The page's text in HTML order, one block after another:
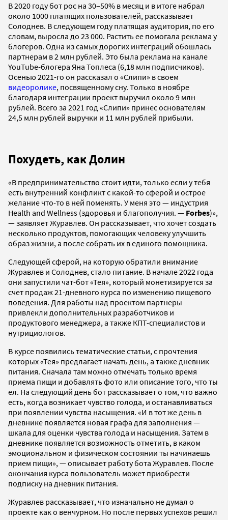
В 2020 году бот рос на 30–50% в месяц и в итоге набрал
около 1000 платящих пользователей, рассказывает
Солоднев. В следующем году платящая аудитория, по его
словам, выросла до 23 000. Растить ее помогала реклама у
блогеров. Одна из самых дорогих интеграций обошлась
партнерам в 2 млн рублей. Это была реклама на канале
YouTube-блогера Яна Топлеса (6,18 млн подписчиков).
Осенью 2021-го он рассказал о «Слипи» в своем
видеоролике, посвященному сну. Только в ноябре
благодаря интеграции проект выручил около 9 млн
рублей. Всего за 2021 год «Слипи» принес основателям
24,5 млн рублей выручки и 11 млн рублей прибыли.
Похудеть, как Долин
«В предпринимательство стоит идти, только если у тебя
есть внутренний конфликт с какой-то сферой и острое
желание что-то в ней поменять. У меня это — индустрия
Health and Wellness (здоровья и благополучия. — Forbes)»,
— заявляет Журавлев. Он рассказывает, что хочет создать
несколько продуктов, помогающих человеку улучшить
образ жизни, а после собрать их в единого помощника.
Следующей сферой, на которую обратили внимание
Журавлев и Солоднев, стало питание. В начале 2022 года
они запустили чат-бот «Тея», который монетизируется за
счет продаж 21-дневного курса по изменению пищевого
поведения. Для работы над проектом партнеры
привлекли дополнительных разработчиков и
продуктового менеджера, а также КПТ-специалистов и
нутрициологов.
В курсе появились тематические статьи, с прочтения
которых «Тея» предлагает начать день, а также дневник
питания. Сначала там можно отмечать только время
приема пищи и добавлять фото или описание того, что ты
ел. На следующий день бот рассказывает о том, что важно
есть, когда возникает чувство голода, и останавливаться
при появлении чувства насыщения. «И в тот же день в
дневнике появляется новая графа для заполнения —
шкала для оценки чувства голода и насыщения. Затем в
дневнике появляется возможность отметить, в каком
эмоциональном и физическом состоянии ты начинаешь
прием пищи», — описывает работу бота Журавлев. После
окончания курса пользователь может приобрести
подписку на дневник питания.
Журавлев рассказывает, что изначально не думал о
проекте как о венчурном. Но после первых успехов решил